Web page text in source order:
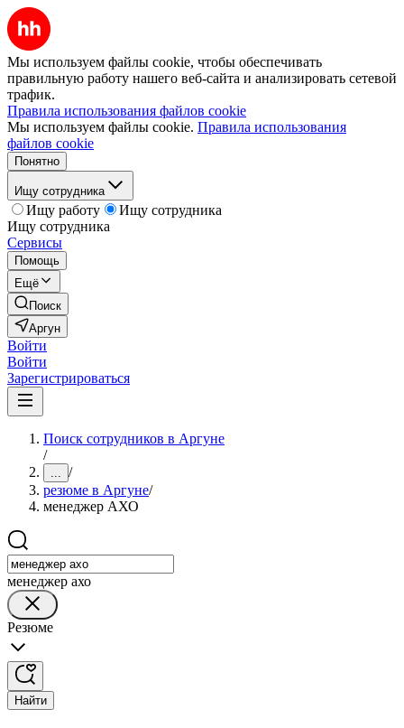
Мы используем файлы cookie, чтобы обеспечивать
правильную работу нашего веб-сайта и анализировать сетевой
трафик.
Правила использования файлов cookie
Мы используем файлы cookie. Правила использования
файлов cookie
Понятно
Ищу сотрудника
Ищу работу
Ищу сотрудника
Ищу сотрудника
Сервисы
Помощь
Ещё
Поиск
Аргун
Войти
Войти
Зарегистрироваться
Поиск сотрудников в Аргуне
/
... /
резюме в Аргуне/
менеджер АХО
менеджер ахо
Резюме
Найти